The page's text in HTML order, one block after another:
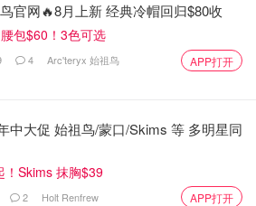
官网🔥8月上新 经典冷帽回归$80收
包$60！3色可选
4 Arc'teryx 始祖鸟 APP打开
中大促 始祖鸟/蒙口/Skims 等 多明星同
！Skims 抹胸$39
2 Holt Renfrew APP打开